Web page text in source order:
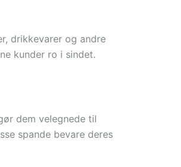
drikkevarer og andre
kunder ro i sindet.
dem velegnede til
spande bevare deres